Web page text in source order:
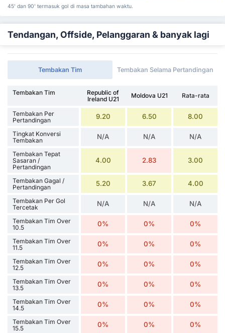
45' dan 90' termasuk gol di masa tambahan waktu.
Tendangan, Offside, Pelanggaran & banyak lagi
Tembakan Tim Tembakan Selama Pertandingan
Tembakan Tim
Republic of
Ireland U21
Moldova U21 Rata-rata
Tembakan Per
Pertandingan
9.20 6.50 8.00
Tingkat Konversi
Tembakan
N/A N/A N/A
Tembakan Tepat
Sasaran /
Pertandingan
4.00 2.83 3.00
Tembakan Gagal /
Pertandingan
5.20 3.67 4.00
Tembakan Per Gol
Tercetak
N/A N/A N/A
Tembakan Tim Over
10.5
0% 0% 0%
Tembakan Tim Over
11.5
0% 0% 0%
Tembakan Tim Over
12.5
0% 0% 0%
Tembakan Tim Over
13.5
0% 0% 0%
Tembakan Tim Over
14.5
0% 0% 0%
Tembakan Tim Over
15.5
0% 0% 0%